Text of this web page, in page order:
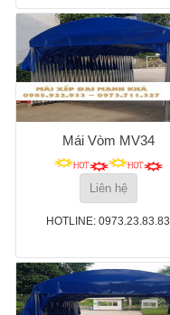
Mái Vòm MV34
Liên hệ
HOTLINE: 0973.23.83.83